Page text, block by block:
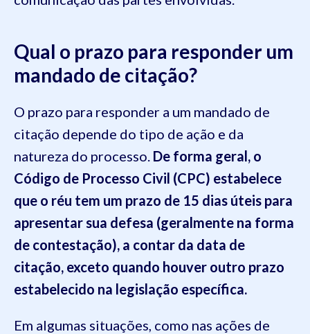
Qual o prazo para responder um
mandado de citação?
O prazo para responder a um mandado de
citação depende do tipo de ação e da
natureza do processo. De forma geral, o
Código de Processo Civil (CPC) estabelece
que o réu tem um prazo de 15 dias úteis para
apresentar sua defesa (geralmente na forma
de contestação), a contar da data de
citação, exceto quando houver outro prazo
estabelecido na legislação específica.
Em algumas situações, como nas ações de